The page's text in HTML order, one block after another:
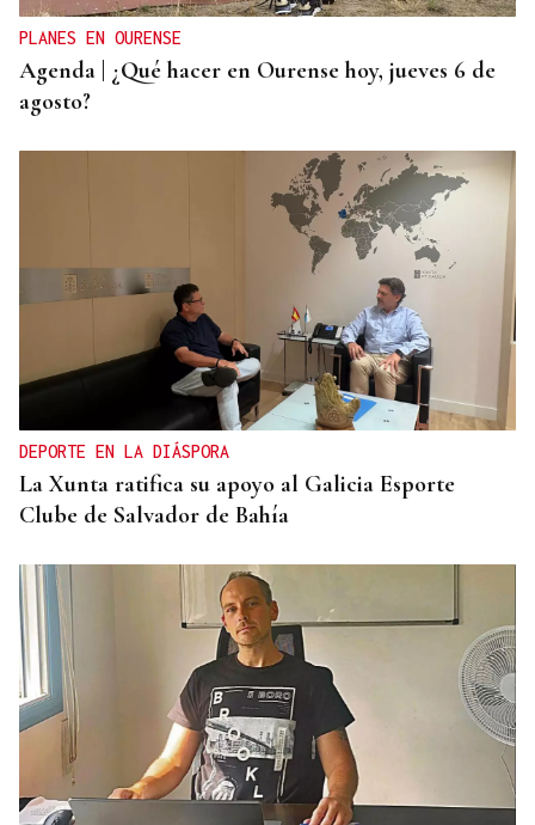
PLANES EN OURENSE
Agenda | ¿Qué hacer en Ourense hoy, jueves 6 de
agosto?
DEPORTE EN LA DIÁSPORA
La Xunta ratifica su apoyo al Galicia Esporte
Clube de Salvador de Bahía